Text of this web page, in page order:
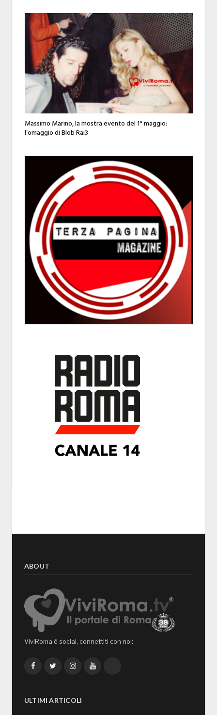
Massimo Marino, la mostra evento del 1° maggio:
l’omaggio di Blob Rai3
ABOUT
ViviRoma è social, connettiti con noi:
FacebookTwitterInstagramYouTube
ULTIMI ARTICOLI